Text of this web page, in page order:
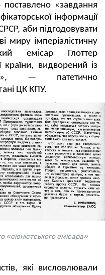
​​«завдання
інформації
аби підгодовувати
миру імперіалістичну
емісар Глоттер
видворений із
— патетично
ЦК КПУ.
«сіоністського емісара»
які висловлювали